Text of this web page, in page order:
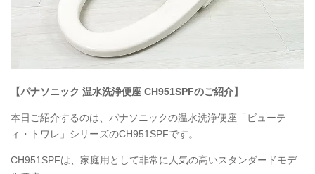
【パナソニック 温水洗浄便座 CH951SPFのご紹介】
本日ご紹介するのは、パナソニックの温水洗浄便座「ビューテ
ィ・トワレ」シリーズのCH951SPFです。
CH951SPFは、家庭用として非常に人気の高いスタンダードモデ